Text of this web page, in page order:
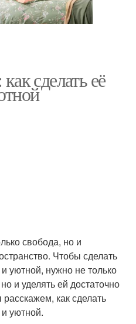
сделать её
свобода, но и
Чтобы сделать
уютной, нужно не только
и уделять ей достаточно
как сделать
уютной.